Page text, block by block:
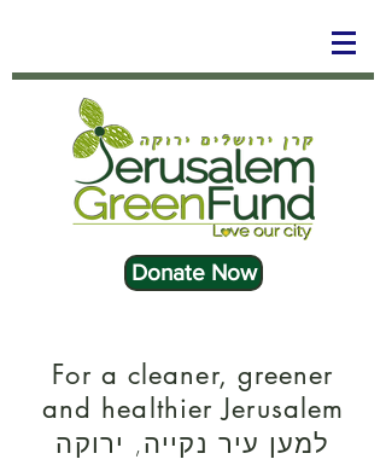
Donate Now
For a cleaner, greener
and healthier Jerusalem
למען עיר נקייה, ירוקה